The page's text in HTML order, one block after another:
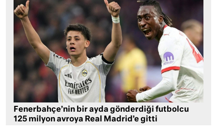
Fenerbahçe’nin bir ayda gönderdiği futbolcu
125 milyon avroya Real Madrid’e gitti